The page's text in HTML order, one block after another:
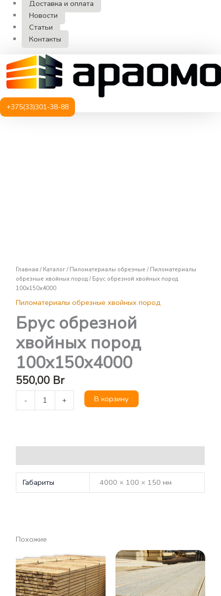
Доставка и оплата
Новости
Статьи
Контакты
+375(33)301-38-88
Главная /Каталог/Пиломатериалы обрезные /Пиломатериалы
обрезные хвойных пород/ Брус обрезной хвойных пород
100х150х4000
Пиломатериалы обрезные хвойных пород
Брус обрезной
хвойных пород
100х150х4000
550,00 Br
- + В корзину
Габариты 4000 × 100 × 150 мм
Похожие